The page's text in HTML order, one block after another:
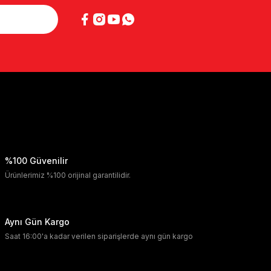
%100 Güvenilir
Ürünlerimiz %100 orijinal garantilidir.
Aynı Gün Kargo
Saat 16:00'a kadar verilen siparişlerde aynı gün kargo